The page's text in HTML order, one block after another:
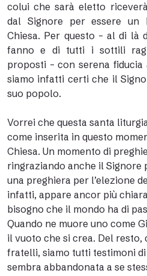
colui che sarà eletto
dal Signore per essere un
Chiesa. Per questo – al di là
fanno e di tutti i sottili
proposti – con serena fiducia
siamo infatti certi che il
suo popolo.
Vorrei che questa santa
come inserita in questo
Chiesa. Un momento di
ringraziando anche il Signore
una preghiera per l’elezione
infatti, appare ancor più
bisogno che il mondo ha di
Quando ne muore uno come
il vuoto che si crea. Del resto,
fratelli, siamo tutti testimoni
sembra abbandonata a se